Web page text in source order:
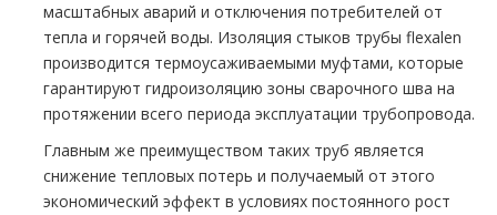
масштабных аварий и отключения потребителей от
тепла и горячей воды. Изоляция стыков тpубы flехalеn
производится термоусаживаемыми муфтами, которые
гарантируют гидроизоляцию зоны сварочного шва на
протяжении всего периода эксплуатации тpубопровода.
Главным же преимуществом таких тpуб является
снижение тепловых потерь и получаемый от этого
экономический эффект в условиях постоянного рост